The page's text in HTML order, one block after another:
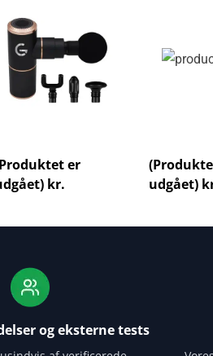
er
kr.
udgået)
og eksterne tests